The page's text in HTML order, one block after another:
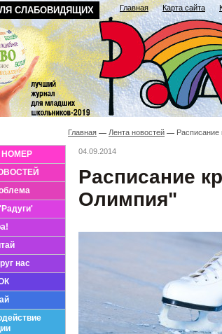
СЛАБОВИДЯЩИХ Главная Карта сайта
нас
Главная Лента новостей Расписание
04.09.2014
Расписание
Олимпия"